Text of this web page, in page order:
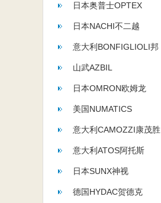
日本奥普士OPTEX
日本NACHI不二越
意大利BONFIGLIOLI邦
飞利
山武AZBIL
日本OMRON欧姆龙
美国NUMATICS
意大利CAMOZZI康茂胜
意大利ATOS阿托斯
日本SUNX神视
德国HYDAC贺德克